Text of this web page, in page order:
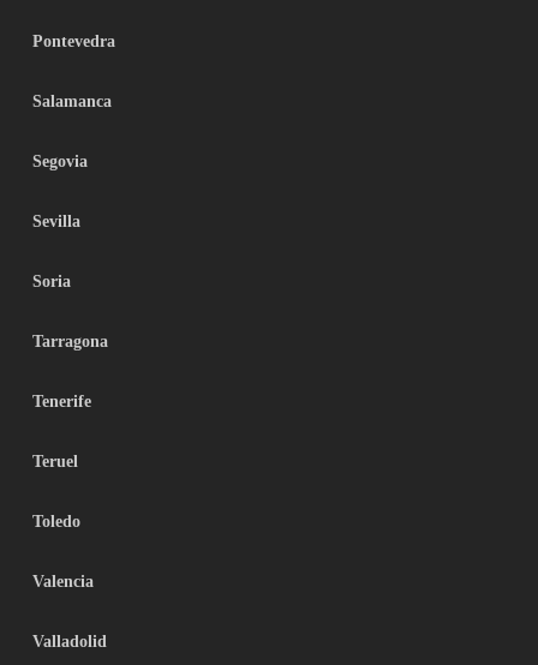
Pontevedra
Salamanca
Segovia
Sevilla
Soria
Tarragona
Tenerife
Teruel
Toledo
Valencia
Valladolid